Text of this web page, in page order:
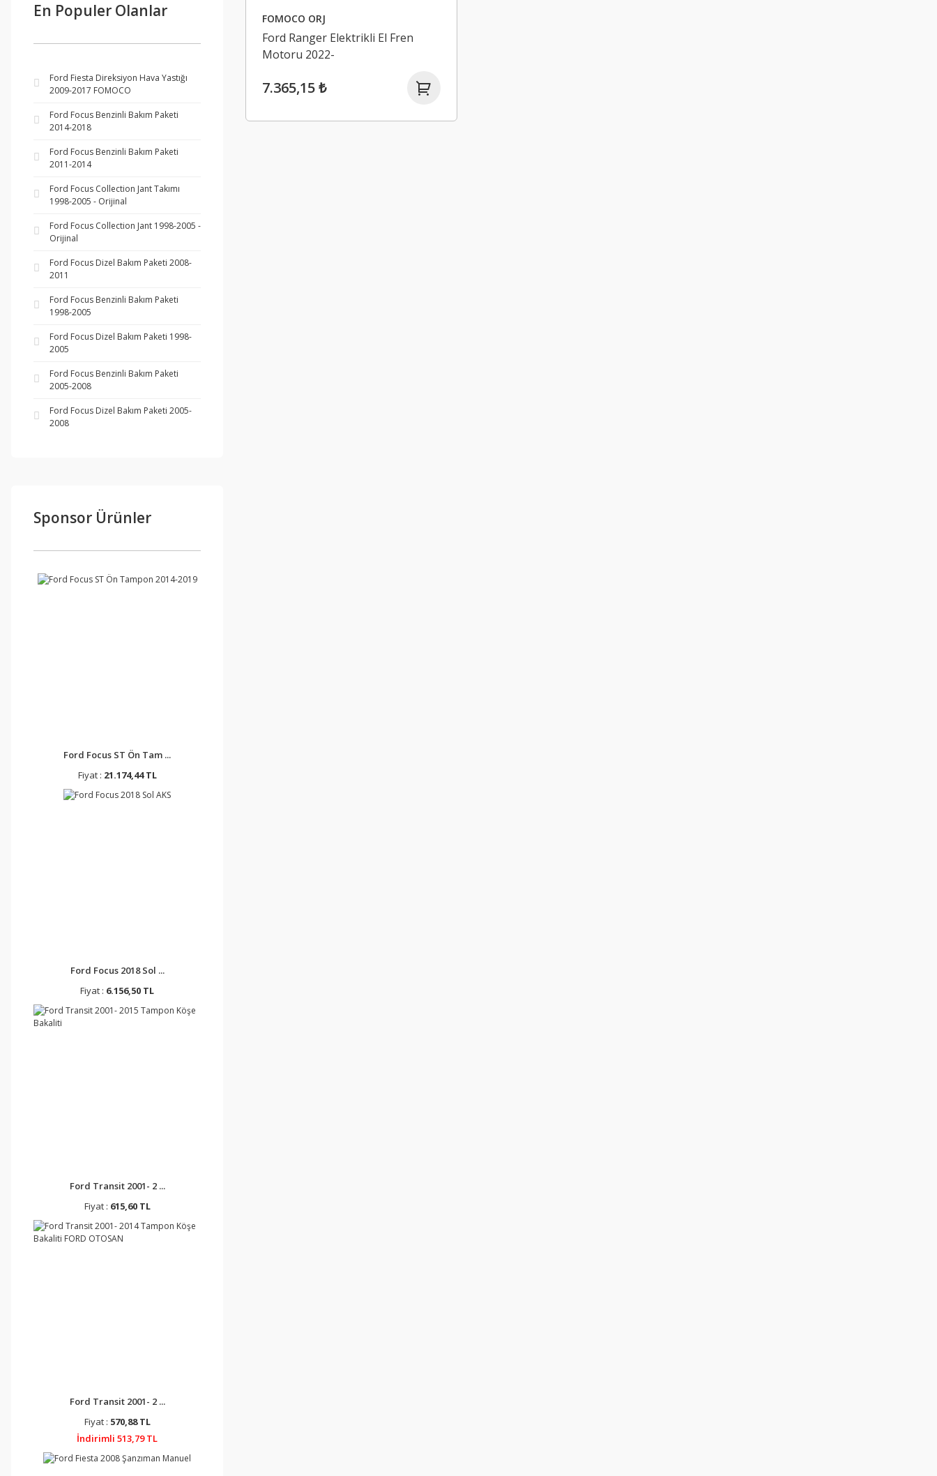
En Populer Olanlar
Ford Fiesta Direksiyon Hava Yastığı
2009-2017 FOMOCO
Ford Focus Benzinli Bakım Paketi
2014-2018
Ford Focus Benzinli Bakım Paketi
2011-2014
Ford Focus Collection Jant Takımı
1998-2005 - Orijinal
Ford Focus Collection Jant 1998-2005 -
Orijinal
Ford Focus Dizel Bakım Paketi 2008-
2011
Ford Focus Benzinli Bakım Paketi
1998-2005
Ford Focus Dizel Bakım Paketi 1998-
2005
Ford Focus Benzinli Bakım Paketi
2005-2008
Ford Focus Dizel Bakım Paketi 2005-
2008
Sponsor Ürünler
Ford Focus ST Ön Tam ...
Fiyat : 21.174,44 TL
Ford Focus 2018 Sol ...
Fiyat : 6.156,50 TL
Ford Transit 2001- 2 ...
Fiyat : 615,60 TL
Ford Transit 2001- 2 ...
Fiyat : 570,88 TL
İndirimli 513,79 TL
FOMOCO ORJ
Ford Ranger Elektrikli El Fren
Motoru 2022-
7.365,15 ₺